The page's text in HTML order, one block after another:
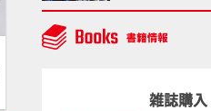
造形で登場！
品の撮り下ろ
雑誌購入